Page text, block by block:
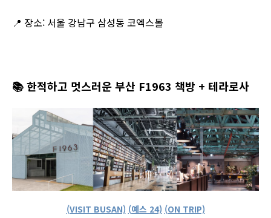
📍 장소: 서울 강남구 삼성동 코엑스몰
📚한적하고 멋스러운 부산 F1963 책방 + 테라로사
(VISIT BUSAN) (예스 24) (ON TRIP)